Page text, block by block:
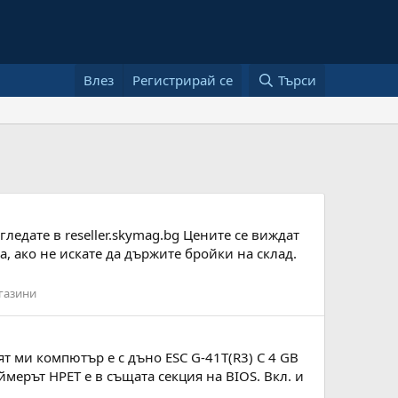
Влез Регистрирай се Търси
в reseller.skymag.bg Цените се виждат
ако не искате да държите бройки на склад.
ми компютър е с дъно ESC G-41T(R3) С 4 GB
HPET е в същата секция на BIOS. Вкл. и